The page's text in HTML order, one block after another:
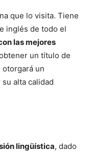
que lo visita. Tiene
inglés de todo el
las mejores
un título de
un
alta calidad
lingüística, dado